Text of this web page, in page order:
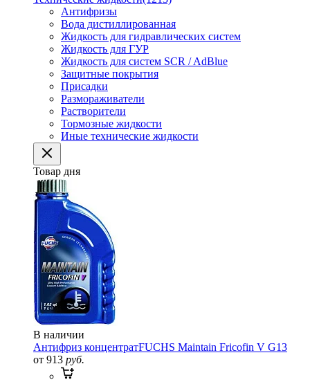
Антифризы
Вода дистиллированная
Жидкость для гидравлических систем
Жидкость для ГУР
Жидкость для систем SCR / AdBlue
Защитные покрытия
Присадки
Размораживатели
Растворители
Тормозные жидкости
Иные технические жидкости
Товар дня
В наличии
Антифриз концентратFUCHS Maintain Fricofin V G13
от 913 руб.